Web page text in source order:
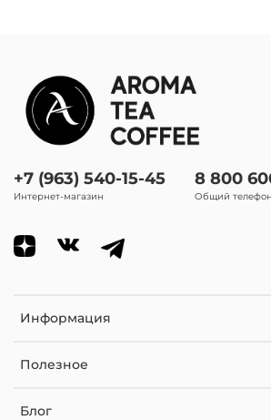
Внешность (настой):
каштановый цвет с красным оттенком
В чем заваривать чай:
френч-пресс; типод; стеклянный
Черный
Информация
Полезное
Блог
+7 (963) 540-15-45
Интернет-магазин
8 800
Общий телефон